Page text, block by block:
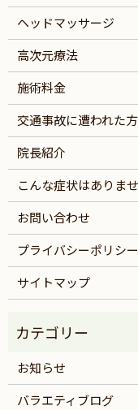
ヘッドマッサージ
高次元療法
施術料金
交通事故に遭われた方
院長紹介
こんな症状はありま
お問い合わせ
プライバシーポリシー
サイトマップ
お知らせ
バラエティブログ